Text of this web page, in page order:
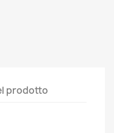
prodotto